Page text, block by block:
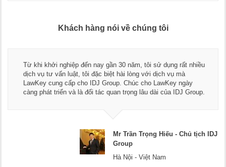
Khách hàng nói về chúng tôi
Từ khi khởi nghiệp đến nay gần 30 năm, tôi sử dụng rất nhiều
dịch vụ tư vấn luật, tôi đặc biệt hài lòng với dịch vụ mà
LawKey cung cấp cho IDJ Group. Chúc cho LawKey ngày
càng phát triển và là đối tác quan trọng lâu dài của IDJ Group.
Mr Trần Trọng Hiếu - Chủ tịch IDJ
Group
Hà Nội - Việt Nam